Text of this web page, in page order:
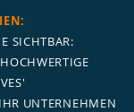
SICHTBAR:
UNTERNEHMEN